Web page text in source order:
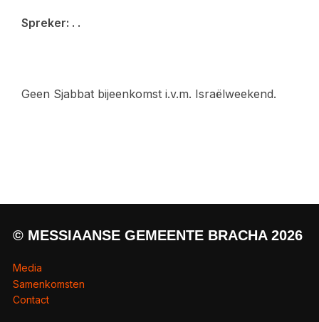
Spreker: . .
Geen Sjabbat bijeenkomst i.v.m. Israëlweekend.
© MESSIAANSE GEMEENTE BRACHA 2026
Media
Samenkomsten
Contact